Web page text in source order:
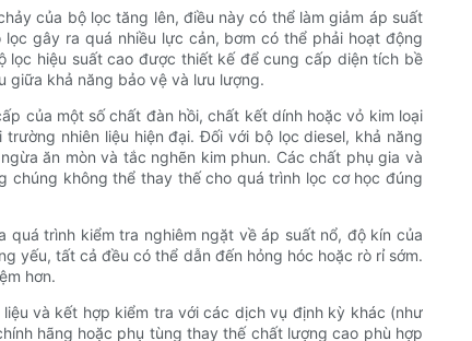
của bộ lọc tăng lên, điều này có thể làm giảm áp suất
gây ra quá nhiều lực cản, bơm có thể phải hoạt động
lọc hiệu suất cao được thiết kế để cung cấp diện tích bề
giữa khả năng bảo vệ và lưu lượng.
của một số chất đàn hồi, chất kết dính hoặc vỏ kim loại
nhiên liệu hiện đại. Đối với bộ lọc diesel, khả năng
ăn mòn và tắc nghẽn kim phun. Các chất phụ gia và
chúng không thể thay thế cho quá trình lọc cơ học đúng
trình kiểm tra nghiêm ngặt về áp suất nổ, độ kín của
yếu, tất cả đều có thể dẫn đến hỏng hóc hoặc rò rỉ sớm.
hơn.
và kết hợp kiểm tra với các dịch vụ định kỳ khác (như
hãng hoặc phụ tùng thay thế chất lượng cao phù hợp